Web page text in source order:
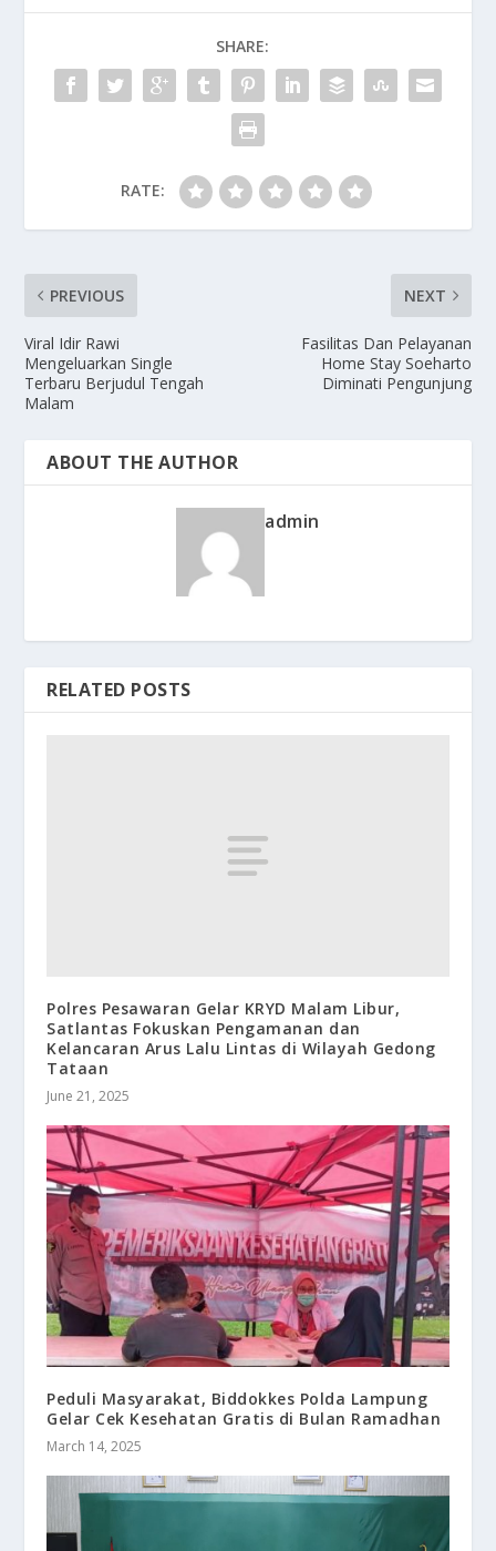
o
o
k
o
n SHARE:
RATE:
PREVIOUS
Viral Idir Rawi
Mengeluarkan Single
Terbaru Berjudul Tengah
Malam
NEXT
Fasilitas Dan Pelayanan
Home Stay Soeharto
Diminati Pengunjung
ABOUT THE AUTHOR
admin
RELATED POSTS
Polres Pesawaran Gelar KRYD Malam Libur,
Satlantas Fokuskan Pengamanan dan
Kelancaran Arus Lalu Lintas di Wilayah Gedong
Tataan
June 21, 2025
Peduli Masyarakat, Biddokkes Polda Lampung
Gelar Cek Kesehatan Gratis di Bulan Ramadhan
March 14, 2025